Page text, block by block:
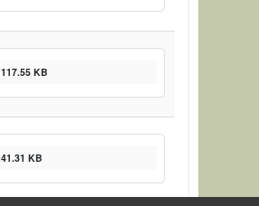
117.55 KB
41.31 KB